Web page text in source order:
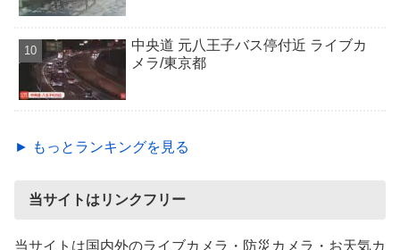
中央道 元八王子バス停付近 ライブカ
メラ/東京都
► もっとランキングを見る
当サイトはリンクフリー
当サイトは国内外のライブカメラ・防災カメラ・お天気カ